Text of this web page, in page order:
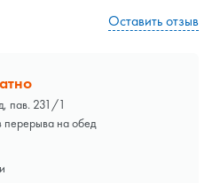
Оставить отзыв
пав. 231/1
перерыва на обед